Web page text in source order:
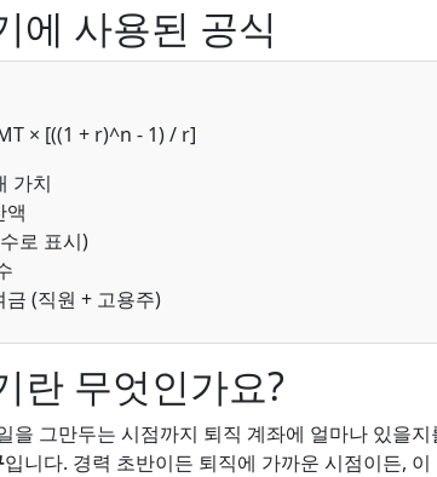
에 사용된 공식
× [((1 + r)^n - 1) / r]
가치
액
로 표시)
(직원 + 고용주)
란 무엇인가요?
을 그만두는 시점까지 퇴직 계좌에 얼마나 있을
입니다. 경력 초반이든 퇴직에 가까운 시점이든, 이